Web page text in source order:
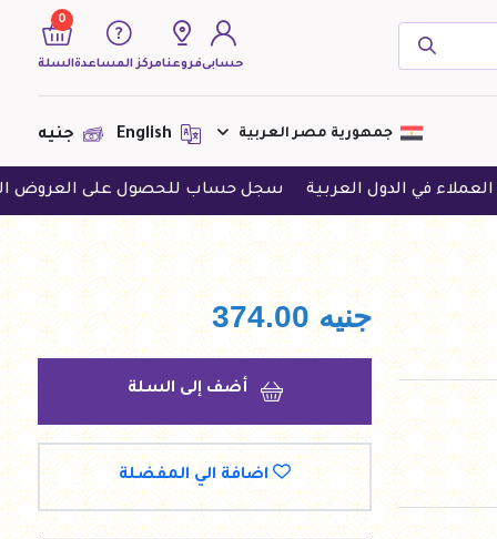
حسابىفروعنامركز المساعدة
0
السلة
لا يوجد منتجات لعرضها فى الوقت
الحالى
جمهورية مصر العربية جنيه
الدول العربية سجل حساب للحصول على العروض الحصرية
جنيه 374.00
أضف إلى السلة
اضافة الي المفضلة